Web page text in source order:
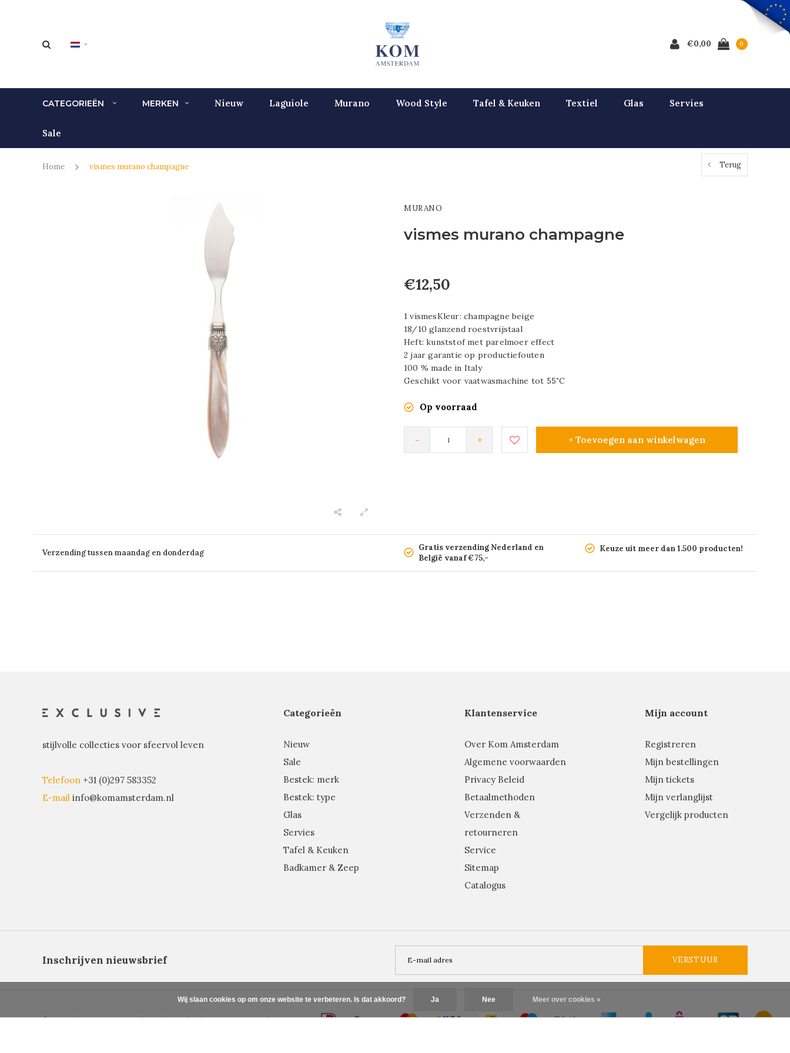
€0,00 0
CATEGORIEËN MERKEN Nieuw Laguiole Murano Wood Style Tafel & Keuken Textiel Glas Servies
Sale
Home vismes murano champagne Terug
MURANO
vismes murano champagne
€12,50
1 vismesKleur: champagne beige
18/10 glanzend roestvrijstaal
Heft: kunststof met parelmoer effect
2 jaar garantie op productiefouten
100 % made in Italy
Geschikt voor vaatwasmachine tot 55˚C
Op voorraad
- + + Toevoegen aan winkelwagen
Verzending tussen maandag en donderdag
Gratis verzending Nederland en
België vanaf €75,-
Keuze uit meer dan 1.500 producten!
stijlvolle collecties voor sfeervol leven
Telefoon +31 (0)297 583352
E-mail info@komamsterdam.nl
Categorieën
Nieuw
Sale
Bestek: merk
Bestek: type
Glas
Servies
Tafel & Keuken
Badkamer & Zeep
Klantenservice
Over Kom Amsterdam
Algemene voorwaarden
Privacy Beleid
Betaalmethoden
Verzenden &
retourneren
Service
Sitemap
Catalogus
Mijn account
Registreren
Mijn bestellingen
Mijn tickets
Mijn verlanglijst
Vergelijk producten
Inschrijven nieuwsbrief VERSTUUR
© Copyright 2026 - Powered byLightspeed- Theme ByDMWSxPlus+
Wij slaan cookies op om onze website te verbeteren. Is dat akkoord? Ja Nee Meer over cookies »